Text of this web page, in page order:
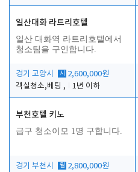
일산대화 라트리호텔
일산 대화역 라트리호텔에서
청소팀을 구인합니다.
경기 고양시 시
2,600,000원
객실청소,베팅 ,
1년 이하
부천호텔 키노
급구 청소이모 1명 구합니다.
경기 부천시 월 2,800,000원